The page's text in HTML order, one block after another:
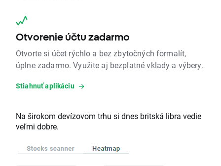
Otvorenie účtu zadarmo
Otvorte si účet rýchlo a bez zbytočných formalít,
úplne zadarmo. Využite aj bezplatné vklady a výbery.
Stiahnuť aplikáciu
Na širokom devízovom trhu si dnes britská libra vedie
veľmi dobre.